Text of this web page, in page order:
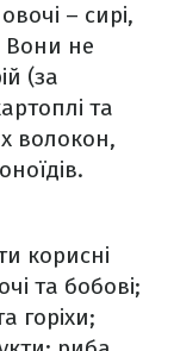
– сирі,
Вони не
(за
та
волокон,
корисні
та бобові;
горіхи;